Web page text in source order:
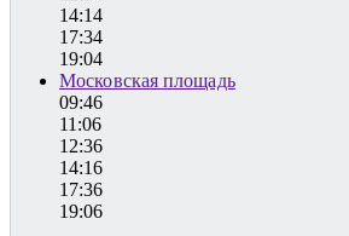
14:14
17:34
19:04
Московская площадь
09:46
11:06
12:36
14:16
17:36
19:06